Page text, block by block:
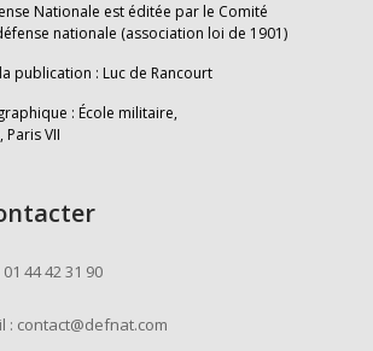
Nationale est éditée par le Comité
nationale (association loi de 1901)
publication : Luc de Rancourt
: École militaire,
Paris VII
01 44 42 31 90
: contact@defnat.com